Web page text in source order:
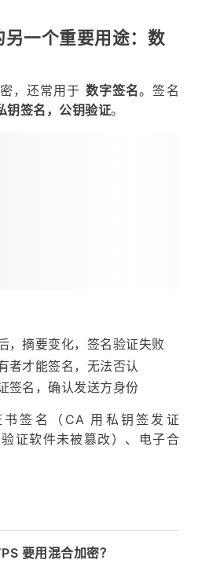
一个重要用途：数
，还常用于 数字签名。签名
钥签名，公钥验证。
，摘要变化，签名验证失败
者才能签名，无法否认
签名，确认发送方身份
书签名（CA 用私钥签发证
证软件未被篡改）、电子合
要用混合加密？